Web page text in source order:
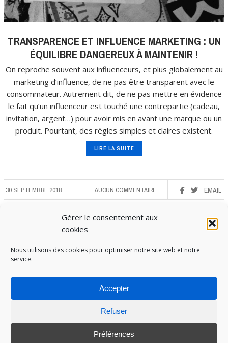
Gérer le consentement aux
cookies
Nous utilisons des cookies pour optimiser notre site web et notre
service.
Accepter
Refuser
Préférences
TRANSPARENCE ET INFLUENCE MARKETING : UN
ÉQUILIBRE DANGEREUX À MAINTENIR !
On reproche souvent aux influenceurs, et plus globalement au
marketing d’influence, de ne pas être transparent avec le
consommateur. Autrement dit, de ne pas mettre en évidence
le fait qu’un influenceur est touché une contrepartie (cadeau,
invitation, argent…) pour avoir mis en avant une marque ou un
produit. Pourtant, des règles simples et claires existent.
LIRE LA SUITE
30 SEPTEMBRE 2018 EMAIL
AUCUN COMMENTAIRE
MEDIA INSTITUTE
STRATÉGIE MARKETING & DIGITALE © TOUS DROITS RÉSERVÉS 2017-2025
-POLITIQUE DE COOKIES